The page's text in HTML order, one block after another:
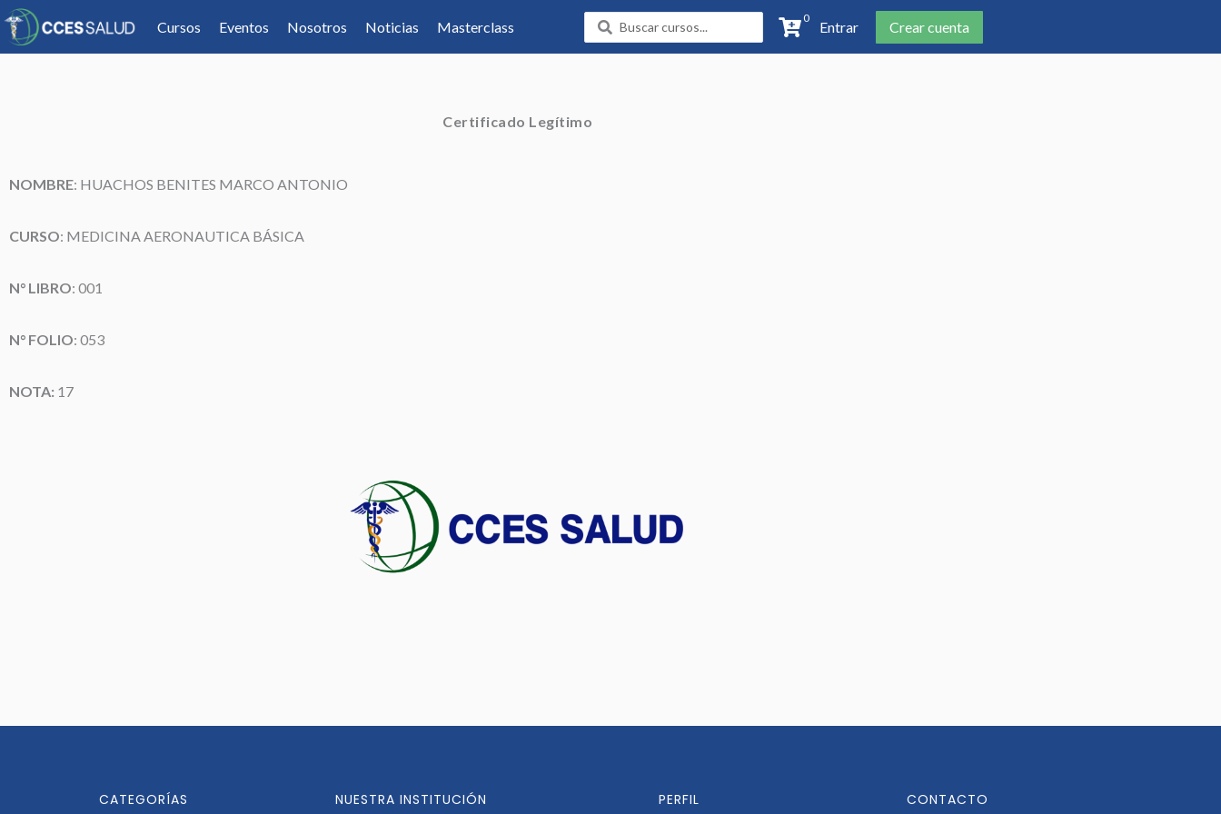
Cursos Eventos Nosotros Noticias Masterclass
Search
...
0
Entrar Crear cuenta
Certificado Legítimo
NOMBRE: HUACHOS BENITES MARCO ANTONIO
CURSO: MEDICINA AERONAUTICA BÁSICA
N° LIBRO: 001
N° FOLIO: 053
NOTA: 17
CATEGORÍAS NUESTRA INSTITUCIÓN PERFIL CONTACTO